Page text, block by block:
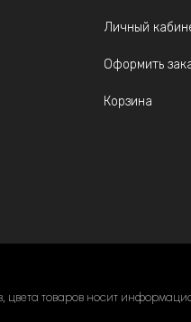
Личный
Оформить
Корзина
товаров носит